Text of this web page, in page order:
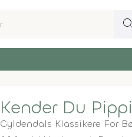
Kender Du
Gyldendals Klassikere For